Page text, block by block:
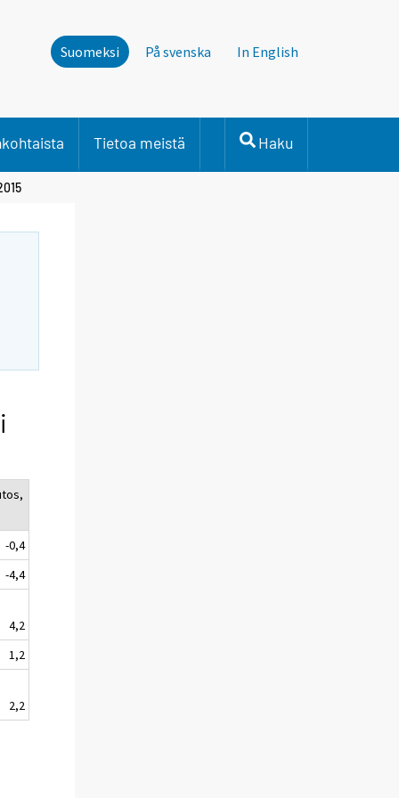
Suomeksi På svenska In English
Tietoa meistä Haku
-0,4
-4,4
4,2
1,2
2,2